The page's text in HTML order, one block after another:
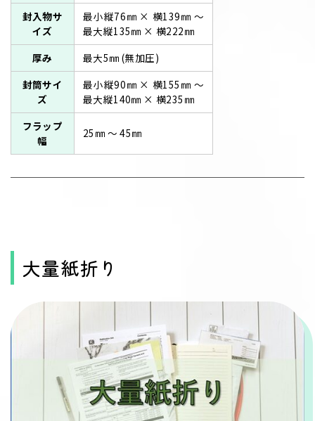
封入物サ
イズ
最小縦76㎜ × 横139㎜ ～
最大縦135㎜ × 横222㎜
厚み
最大5㎜ (無加圧)
封筒サイ
ズ
最小縦90㎜ × 横155㎜ ～
最大縦140㎜ × 横235㎜
フラップ
幅
25㎜ ～ 45㎜
大量紙折り